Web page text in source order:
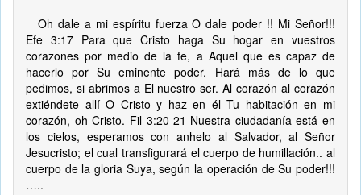
Oh dale a mi espíritu fuerza O dale poder !! Mi Señor!!!
Efe 3:17 Para que Cristo haga Su hogar en vuestros
corazones por medio de la fe, a Aquel que es capaz de
hacerlo por Su eminente poder. Hará más de lo que
pedimos, si abrimos a El nuestro ser. Al corazón al corazón
extiéndete allí O Cristo y haz en él Tu habitación en mi
corazón, oh Cristo. Fil 3:20-21 Nuestra ciudadanía está en
los cielos, esperamos con anhelo al Salvador, al Señor
Jesucristo; el cual transfigurará el cuerpo de humillación.. al
cuerpo de la gloria Suya, según la operación de Su poder!!!
…..